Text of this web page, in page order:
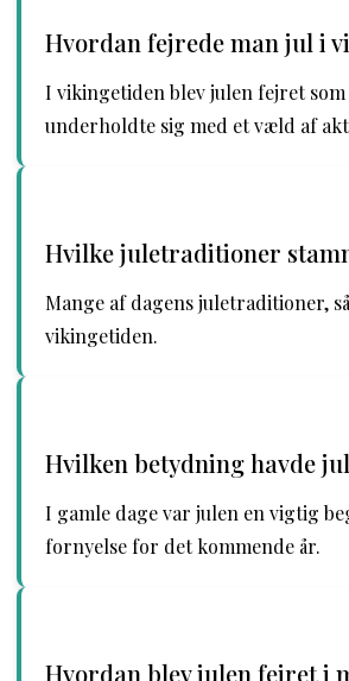
Hvordan fejrede man jul i
I vikingetiden blev julen fejret
underholdte sig med et væld af
Hvilke juletraditioner
Mange af dagens juletraditioner,
vikingetiden.
Hvilken betydning havde
I gamle dage var julen en vigtig
fornyelse for det kommende år.
Hvordan blev julen fejret i